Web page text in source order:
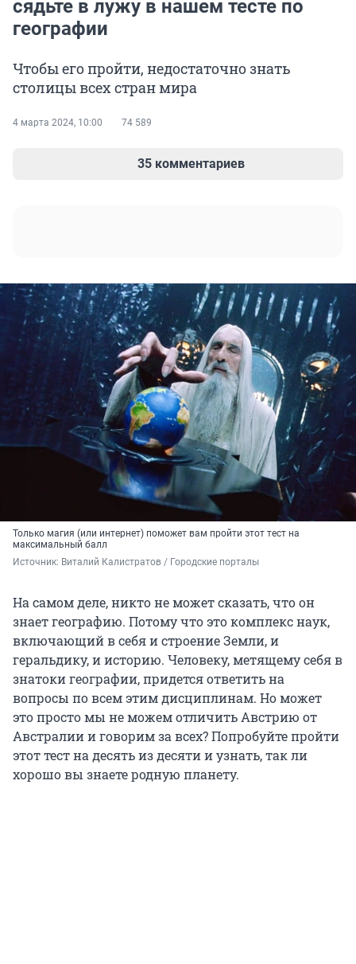
сядьте в лужу в нашем тесте по
географии
Чтобы его пройти, недостаточно знать
столицы всех стран мира
4 марта 2024, 10:00 74 589
35 комментариев
Только магия (или интернет) поможет вам пройти этот тест на
максимальный балл
Источник: Виталий Калистратов / Городские порталы
На самом деле, никто не может сказать, что он
знает географию. Потому что это комплекс наук,
включающий в себя и строение Земли, и
геральдику, и историю. Человеку, метящему себя в
знатоки географии, придется ответить на
вопросы по всем этим дисциплинам. Но может
это просто мы не можем отличить Австрию от
Австралии и говорим за всех? Попробуйте пройти
этот тест на десять из десяти и узнать, так ли
хорошо вы знаете родную планету.